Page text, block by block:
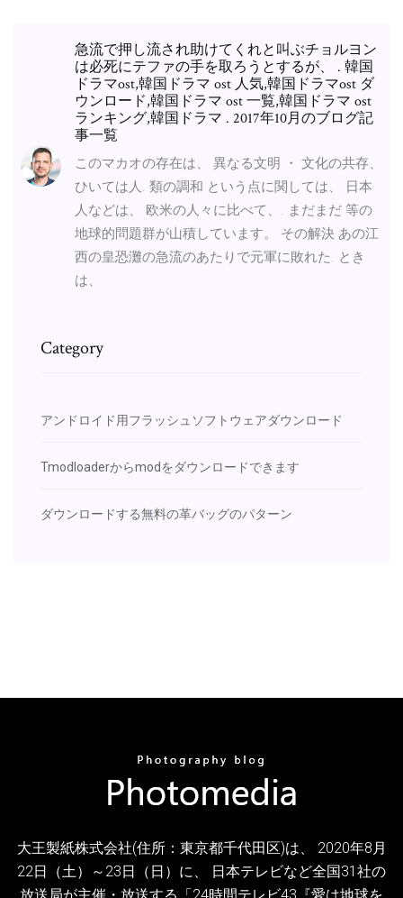
急流で押し流され助けてくれと叫ぶチョルヨン
は必死にテファの手を取ろうとするが、 . 韓国
ドラマost,韓国ドラマ ost 人気,韓国ドラマost ダ
ウンロード,韓国ドラマ ost 一覧,韓国ドラマ ost
ランキング,韓国ドラマ . 2017年10月のブログ記
事一覧
このマカオの存在は、 異なる文明 ・ 文化の共存、
ひいては人. 類の調和 という点に関しては、 日本
人などは、 欧米の人々に比べて、. まだまだ 等の
地球的問題群が山積しています。 その解決 あの江
西の皇恐灘の急流のあたりで元軍に敗れた. とき
は、
Category
アンドロイド用フラッシュソフトウェアダウンロード
Tmodloaderからmodをダウンロードできます
ダウンロードする無料の革バッグのパターン
大王製紙株式会社(住所：東京都千代田区)は、 2020年8月
22日（土）～23日（日）に、 日本テレビなど全国31社の